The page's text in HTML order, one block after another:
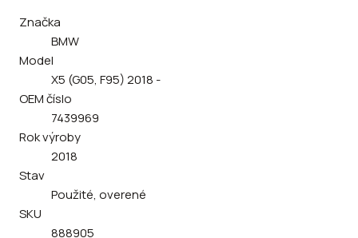
Značka
BMW
Model
X5 (G05, F95) 2018 -
OEM číslo
7439969
Rok výroby
2018
Stav
Použité, overené
SKU
888905